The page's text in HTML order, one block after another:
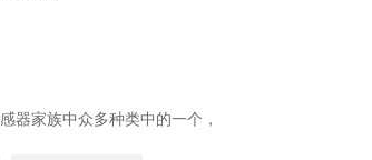
器家族中众多种类中的一个，